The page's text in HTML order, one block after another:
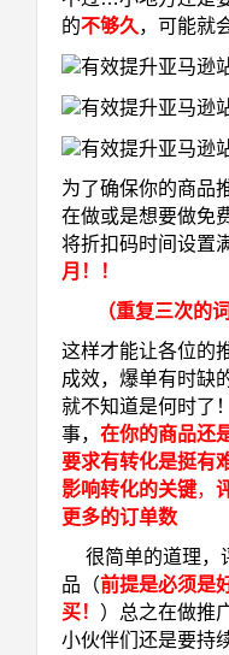
的不够久 ，可能就
为了确保你的商品
在做或是想要做免
将折扣码时间设置
月！！
（重复三次的
这样才能让各位的
成效，爆单有时缺
就不知道是何时了
事， 在你的商品还
要求有转化是挺有
影响转化的关键，
更多的订单数
很简单的道理，
品（前提是必须是
买！ ）总之在做推
小伙伴们还是要持